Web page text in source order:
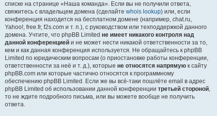
списке на странице «Наша команда». Если вы не получили ответа,
свяжитесь с владельцем домена (сделайте whois lookup) или, если
конференция находится на бесплатном домене (например, chat.ru,
Yahoo!, free.fr, f2s.com и т. п.), с руководством или техподдержкой данного
домена. Учтите, что phpBB Limited не имеет никакого контроля над
данной конференцией и не может нести никакой ответственности за то,
кем и как данная конференция используется. Не обращайтесь к phpBB
Limited по юридическим вопросам (о приостановке работы конференции,
ответственности за неё и т. д.), которые не относятся напрямую к сайту
phpBB.com или которые частично относятся к программному
обеспечению phpBB Limited. Если же вы всё-таки пошлёте email в адрес
phpBB Limited об использовании данной конференции третьей стороной,
то не ждите подробного письма, или вы можете вообще не получить
ответа.